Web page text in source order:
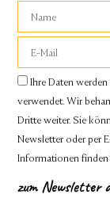
Ihre Daten
verwendet. Wir
Dritte weiter. Sie
Newsletter oder per
Informationen
zum Newsletter